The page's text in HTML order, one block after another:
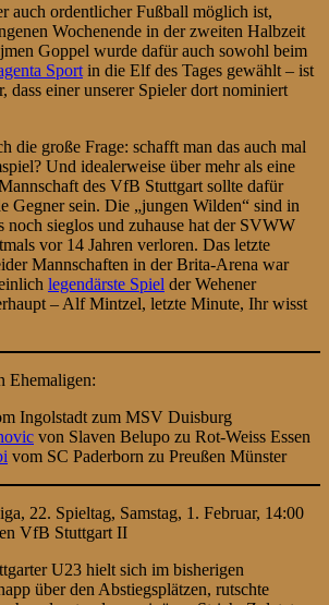
auch ordentlicher Fußball möglich ist,
Wochenende in der zweiten Halbzeit
Goppel wurde dafür auch sowohl beim
Sport in die Elf des Tages gewählt – ist
dass einer unserer Spieler dort nominiert
die große Frage: schafft man das auch mal
Und idealerweise über mehr als eine
des VfB Stuttgart sollte dafür
Gegner sein. Die „jungen Wilden“ sind in
noch sieglos und zuhause hat der SVWW
vor 14 Jahren verloren. Das letzte
Mannschaften in der Brita-Arena war
legendärste Spiel der Wehener
– Alf Mintzel, letzte Minute, Ihr wisst
Ehemaligen:
Ingolstadt zum MSV Duisburg
von Slaven Belupo zu Rot-Weiss Essen
vom SC Paderborn zu Preußen Münster
22. Spieltag, Samstag, 1. Februar, 14:00
VfB Stuttgart II
U23 hielt sich im bisherigen
über den Abstiegsplätzen, rutschte